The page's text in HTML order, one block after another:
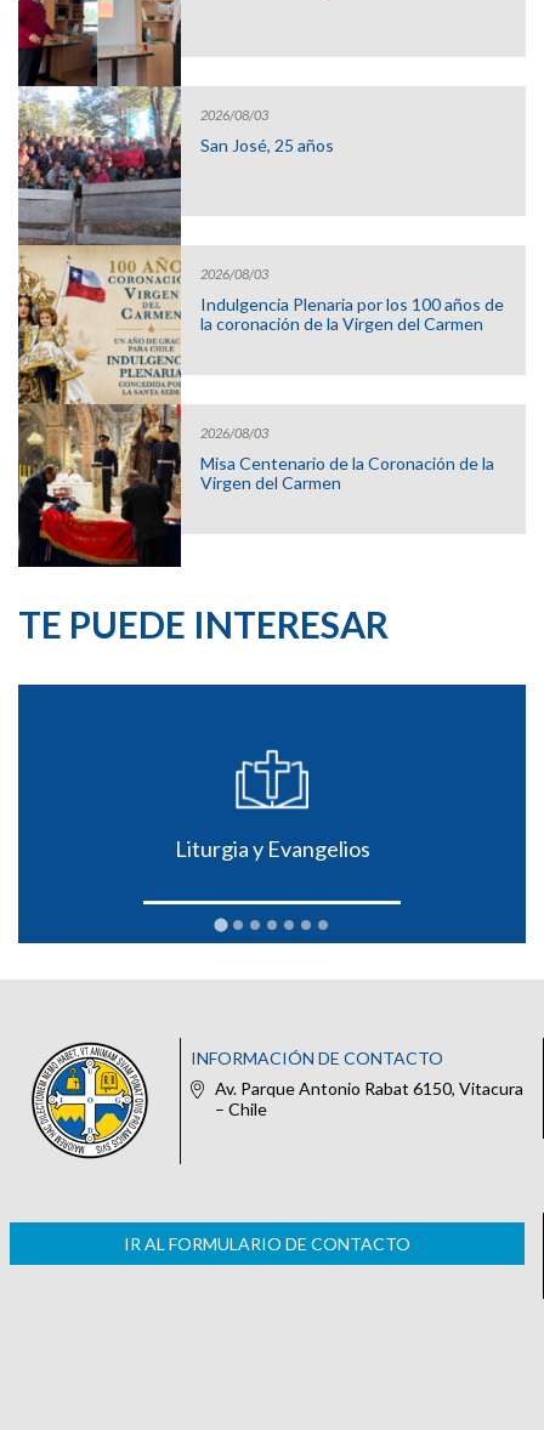
2026/08/03
San José, 25 años
2026/08/03
Indulgencia Plenaria por los 100 años de
la coronación de la Virgen del Carmen
2026/08/03
Misa Centenario de la Coronación de la
Virgen del Carmen
TE PUEDE INTERESAR
Liturgia y Evangelios
INFORMACIÓN DE CONTACTO
Av. Parque Antonio Rabat 6150, Vitacura
– Chile
IR AL FORMULARIO DE CONTACTO